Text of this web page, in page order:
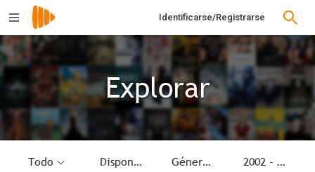
Identificarse/Registrarse
Explorar
Todo Disponible Género 2002 - 2002